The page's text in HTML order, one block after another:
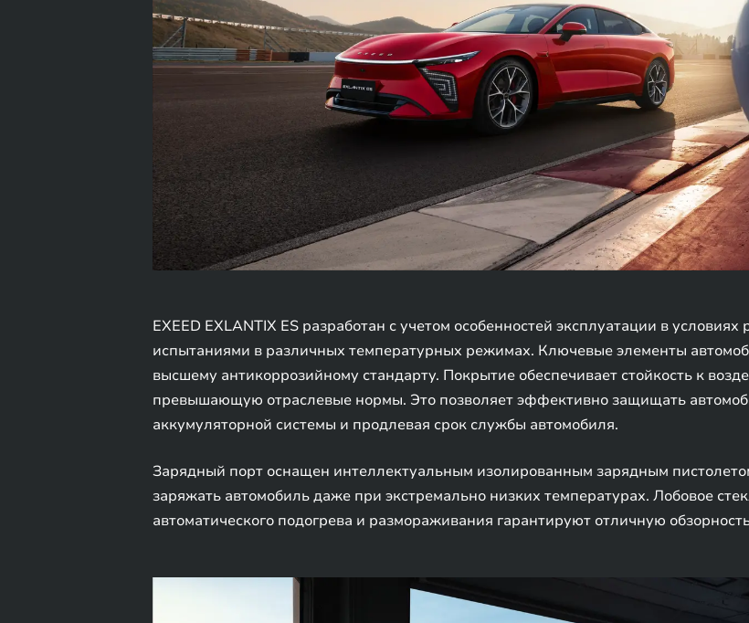
EXEED EXLANTIX ES разработан с учетом особенностей эксплуатации в
испытаниями в различных температурных режимах. Ключевые элементы
высшему антикоррозийному стандарту. Покрытие обеспечивает стойкость к
превышающую отраслевые нормы. Это позволяет эффективно защищать
аккумуляторной системы и продлевая срок службы автомобиля.
Зарядный порт оснащен интеллектуальным изолированным зарядным
заряжать автомобиль даже при экстремально низких температурах. Лобовое
автоматического подогрева и размораживания гарантируют отличную